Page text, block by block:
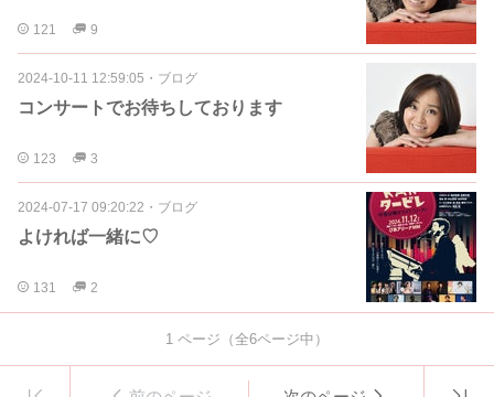
121 9
2024-10-11 12:59:05 ・ ブログ
コンサートでお待ちしております
123 3
2024-07-17 09:20:22 ・ ブログ
よければ一緒に♡
131 2
1 ページ（全6ページ中）